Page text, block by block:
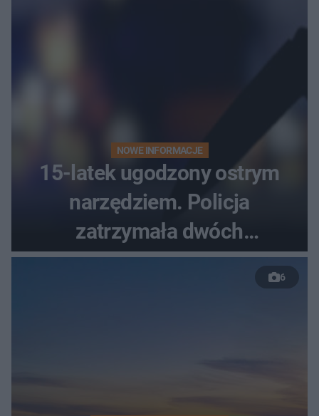
NOWE INFORMACJE
15-latek ugodzony ostrym
narzędziem. Policja
zatrzymała dwóch
nastolatków
6